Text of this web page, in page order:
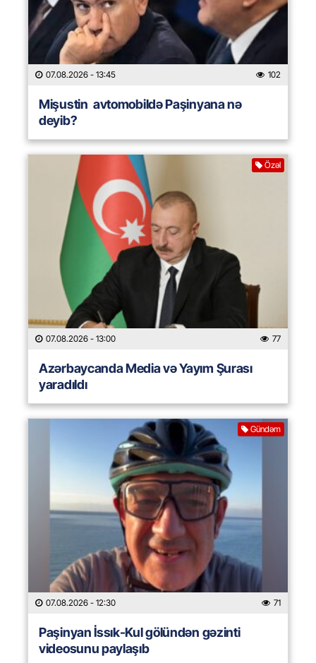
07.08.2026 - 13:45 102
Mişustin avtomobildə Paşinyana nə
deyib?
Özəl
07.08.2026 - 13:00 77
Azərbaycanda Media və Yayım Şurası
yaradıldı
Gündəm
07.08.2026 - 12:30 71
Paşinyan İssık-Kul gölündən gəzinti
videosunu paylaşıb